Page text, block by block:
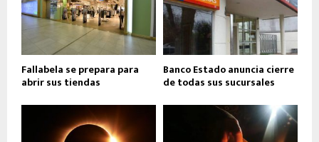
Fallabela se prepara para
abrir sus tiendas
Banco Estado anuncia cierre
de todas sus sucursales